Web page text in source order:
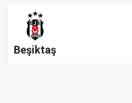
Beşiktaş